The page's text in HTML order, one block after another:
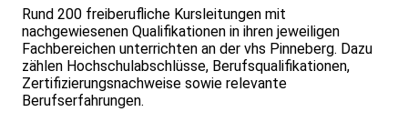
Rund 200 freiberufliche Kursleitungen mit
nachgewiesenen Qualifikationen in ihren jeweiligen
Fachbereichen unterrichten an der vhs Pinneberg. Dazu
zählen Hochschulabschlüsse, Berufsqualifikationen,
Zertifizierungsnachweise sowie relevante
Berufserfahrungen.